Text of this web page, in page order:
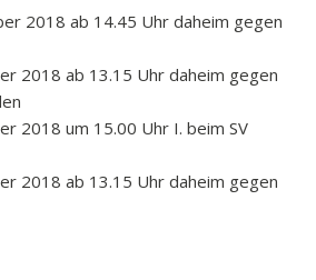
2018 ab 14.45 Uhr daheim gegen
2018 ab 13.15 Uhr daheim gegen
2018 um 15.00 Uhr I. beim SV
2018 ab 13.15 Uhr daheim gegen